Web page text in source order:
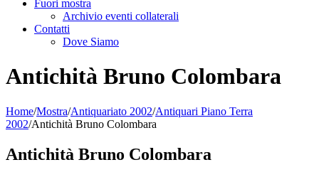
Fuori mostra
Archivio eventi collaterali
Contatti
Dove Siamo
Antichità Bruno Colombara
Home/Mostra/Antiquariato 2002/Antiquari Piano Terra
2002/Antichità Bruno Colombara
Antichità Bruno Colombara